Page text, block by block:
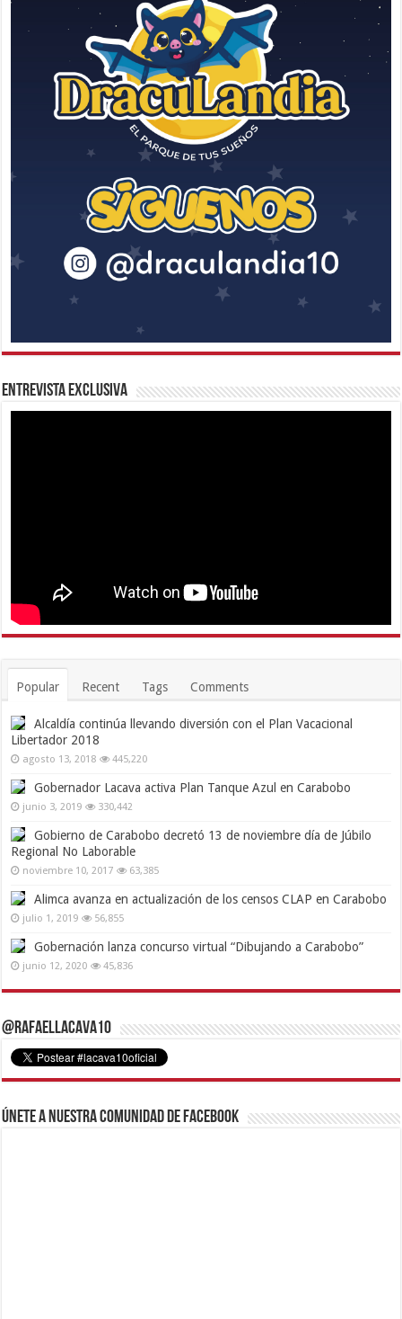
Entrevista Exclusiva
Popular Recent Tags Comments
Alcaldía continúa llevando diversión con el Plan Vacacional
Libertador 2018
agosto 13, 2018 445,220
Gobernador Lacava activa Plan Tanque Azul en Carabobo
junio 3, 2019 330,442
Gobierno de Carabobo decretó 13 de noviembre día de Júbilo
Regional No Laborable
noviembre 10, 2017 63,385
Alimca avanza en actualización de los censos CLAP en Carabobo
julio 1, 2019 56,855
Gobernación lanza concurso virtual “Dibujando a Carabobo”
junio 12, 2020 45,836
@RafaelLacava10
Únete a nuestra comunidad de Facebook